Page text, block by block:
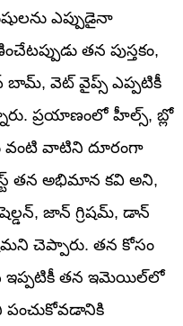
ఎప్పుడైనా
తన పుస్తకం,
వెట్ వైప్స్ ఎప్పటికీ
ప్రయాణంలో హీల్స్, బ్లో
వాటిని దూరంగా
తన అభిమాన కవి అని,
జాన్ గ్రిషమ్, డాన్
చెప్పారు. తన కోసం
ఇప్పటికీ తన ఇమెయిల్‌లో
పంచుకోవడానికి